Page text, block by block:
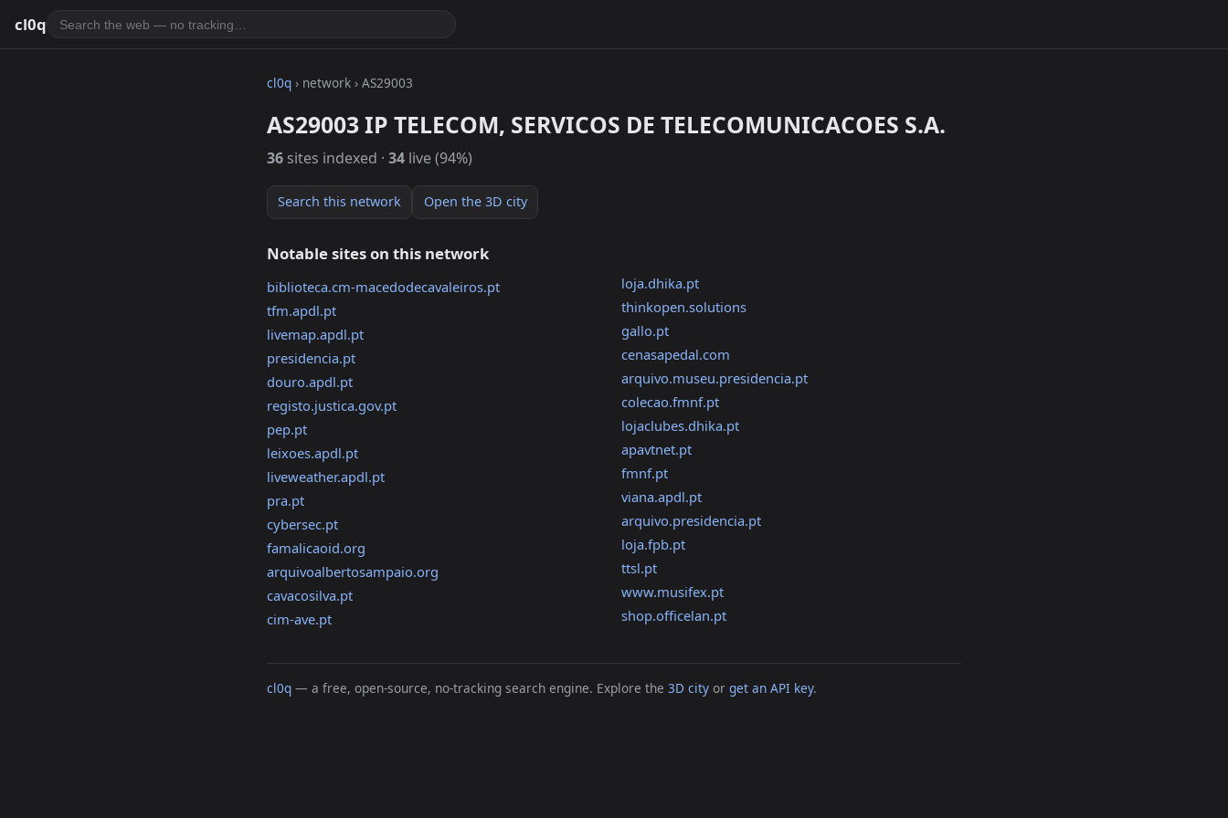
cl0q
cl0q › network › AS29003
AS29003 IP TELECOM, SERVICOS DE TELECOMUNICACOES S.A.
36 sites indexed · 34 live (94%)
Search this network Open the 3D city
Notable sites on this network
biblioteca.cm-macedodecavaleiros.pt
tfm.apdl.pt
livemap.apdl.pt
presidencia.pt
douro.apdl.pt
registo.justica.gov.pt
pep.pt
leixoes.apdl.pt
liveweather.apdl.pt
pra.pt
cybersec.pt
famalicaoid.org
arquivoalbertosampaio.org
cavacosilva.pt
cim-ave.pt
loja.dhika.pt
thinkopen.solutions
gallo.pt
cenasapedal.com
arquivo.museu.presidencia.pt
colecao.fmnf.pt
lojaclubes.dhika.pt
apavtnet.pt
fmnf.pt
viana.apdl.pt
arquivo.presidencia.pt
loja.fpb.pt
ttsl.pt
www.musifex.pt
shop.officelan.pt
cl0q — a free, open-source, no-tracking search engine. Explore the 3D city or get an API key.